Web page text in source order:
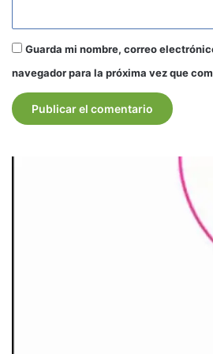
Guarda mi nombre, correo
navegador para la próxima vez que